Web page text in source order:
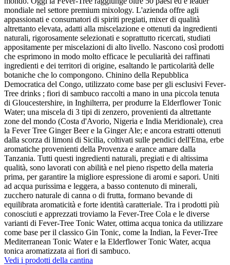
mondiale nel settore premium mixology. L'azienda offre agli
appassionati e consumatori di spiriti pregiati, mixer di qualità
altrettanto elevata, adatti alla miscelazione e ottenuti da ingredienti
naturali, rigorosamente selezionati e soprattutto ricercati, studiati
appositamente per miscelazioni di alto livello. Nascono così prodotti
che esprimono in modo molto efficace le peculiarità dei raffinati
ingredienti e dei territori di origine, esaltando le particolarità delle
botaniche che lo compongono. Chinino della Repubblica
Democratica del Congo, utilizzato come base per gli esclusivi Fever-
Tree drinks ; fiori di sambuco raccolti a mano in una piccola tenuta
di Gloucestershire, in Inghilterra, per produrre la Elderflower Tonic
Water; una miscela di 3 tipi di zenzero, provenienti da altrettante
zone del mondo (Costa d'Avorio, Nigeria e India Meridionale), crea
la Fever Tree Ginger Beer e la Ginger Ale; e ancora estratti ottenuti
dalla scorza di limoni di Sicilia, coltivati sulle pendici dell'Etna, erbe
aromatiche provenienti della Provenza e arance amare dalla
Tanzania. Tutti questi ingredienti naturali, pregiati e di altissima
qualità, sono lavorati con abilità e nel pieno rispetto della materia
prima, per garantire la migliore espressione di aromi e sapori. Uniti
ad acqua purissima e leggera, a basso contenuto di minerali,
zucchero naturale di canna o di frutta, formano bevande di
equilibrata aromaticità e forte identità caratteriale. Tra i prodotti più
conosciuti e apprezzati troviamo la Fever-Tree Cola e le diverse
varianti di Fever-Tree Tonic Water, ottima acqua tonica da utilizzare
come base per il classico Gin Tonic, come la Indian, la Fever-Tree
Mediterranean Tonic Water e la Elderflower Tonic Water, acqua
tonica aromatizzata ai fiori di sambuco.
Vedi i prodotti della cantina